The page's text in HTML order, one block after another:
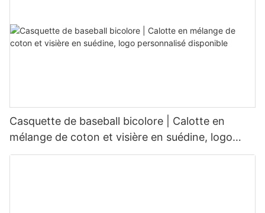
Casquette de baseball bicolore | Calotte en
mélange de coton et visière en suédine, logo
personnalisé disponible